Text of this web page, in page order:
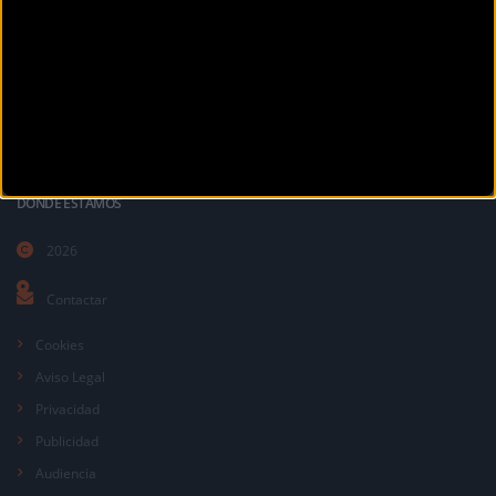
DÓNDE ESTAMOS
2026
Contactar
Cookies
Aviso Legal
Privacidad
Publicidad
Audiencia